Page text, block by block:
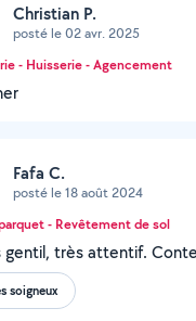
Christian P.
posté le 02 avr. 2025
- Huisserie - Agencement
Fafa C.
posté le 18 août 2024
- Revêtement de sol
gentil, très attentif.
soigneux